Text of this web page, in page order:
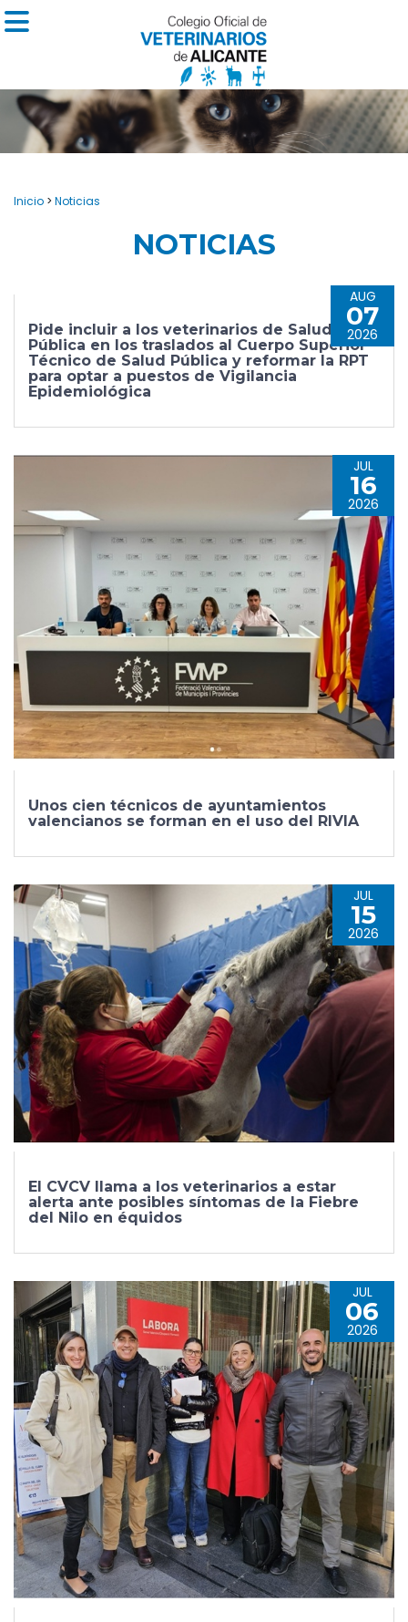
Inicio > Noticias
NOTICIAS
AUG
07
2026
Pide incluir a los veterinarios de Salud
Pública en los traslados al Cuerpo Superior
Técnico de Salud Pública y reformar la RPT
para optar a puestos de Vigilancia
Epidemiológica
JUL
16
2026
Unos cien técnicos de ayuntamientos
valencianos se forman en el uso del RIVIA
JUL
15
2026
El CVCV llama a los veterinarios a estar
alerta ante posibles síntomas de la Fiebre
del Nilo en équidos
JUL
06
2026